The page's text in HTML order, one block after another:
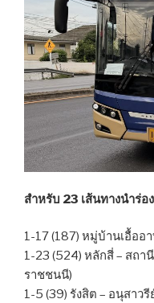
สำหรับ 23 เส้นทางนำร่อ
1-17 (187) หมู่บ้านเอื้ออ
1-23 (524) หลักสี่ – สถา
ราชชนนี)
1-5 (39) รังสิต – อนุสาว